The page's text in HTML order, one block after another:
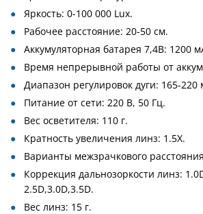
Яркость: 0-100 000 Lux.
Рабочее расстояние: 20-50 см.
Аккумуляторная батарея 7,4В: 1200
Время непрерывной работы от
Диапазон регулировок дуги: 165-220
Питание от сети: 220 В, 50 Гц.
Вес осветителя: 110 г.
Кратность увеличения линз: 1.5X.
Варианты межзрачкового
Коррекция дальнозоркости линз:
2.5D,3.0D,3.5D.
Вес линз: 15 г.